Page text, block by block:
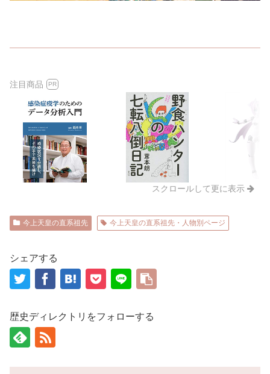
注目商品 PR
スクロールして更に表示
今上天皇の直系祖先 今上天皇の直系祖先・人物別ページ
シェアする
歴史ディレクトリをフォローする